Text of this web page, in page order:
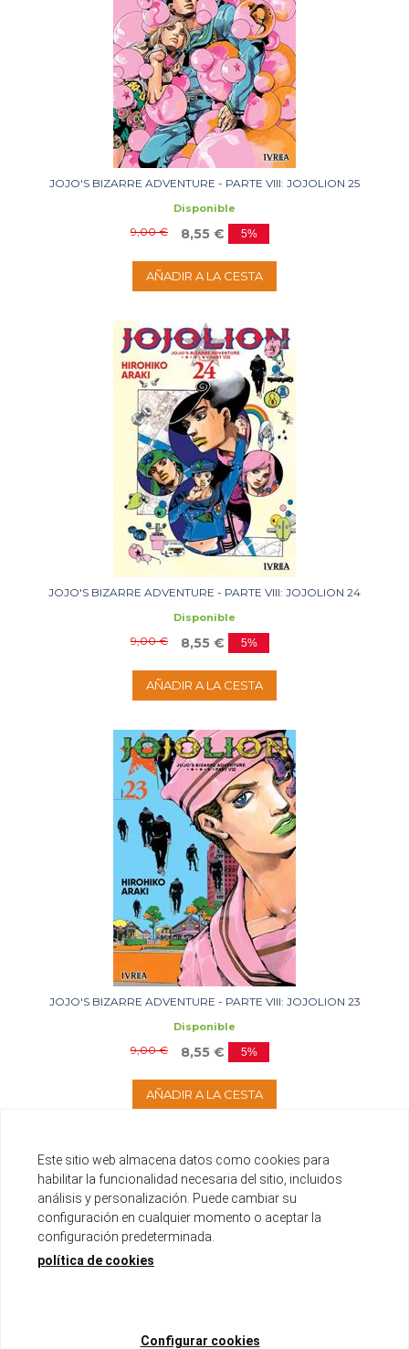
JOJO'S BIZARRE ADVENTURE - PARTE VIII: JOJOLION 25
Disponible
9,00 € 8,55 € 5%
AÑADIR A LA CESTA
JOJO'S BIZARRE ADVENTURE - PARTE VIII: JOJOLION 24
Disponible
9,00 € 8,55 € 5%
AÑADIR A LA CESTA
JOJO'S BIZARRE ADVENTURE - PARTE VIII: JOJOLION 23
Disponible
9,00 € 8,55 € 5%
AÑADIR A LA CESTA
Este sitio web almacena datos como cookies para
habilitar la funcionalidad necesaria del sitio, incluidos
análisis y personalización. Puede cambiar su
configuración en cualquier momento o aceptar la
configuración predeterminada.
política de cookies
Configurar cookies